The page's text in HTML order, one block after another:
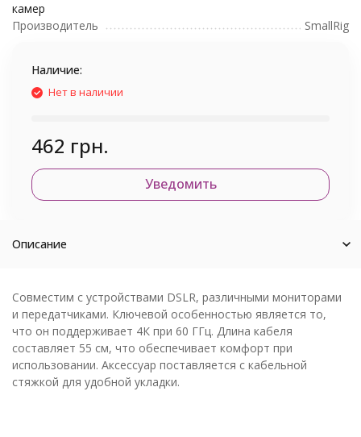
камер
Производитель
SmallRig
Наличие:
Нет в наличии
462 грн.
Уведомить
Описание
Совместим с устройствами DSLR, различными мониторами
и передатчиками. Ключевой особенностью является то,
что он поддерживает 4К при 60 ГГц. Длина кабеля
составляет 55 см, что обеспечивает комфорт при
использовании. Аксессуар поставляется с кабельной
стяжкой для удобной укладки.